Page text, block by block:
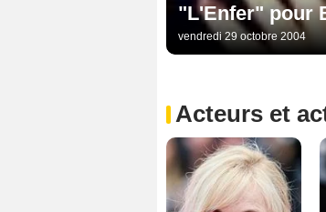
"L'Enfer" pour
vendredi 29 octobre 2004
Acteurs et